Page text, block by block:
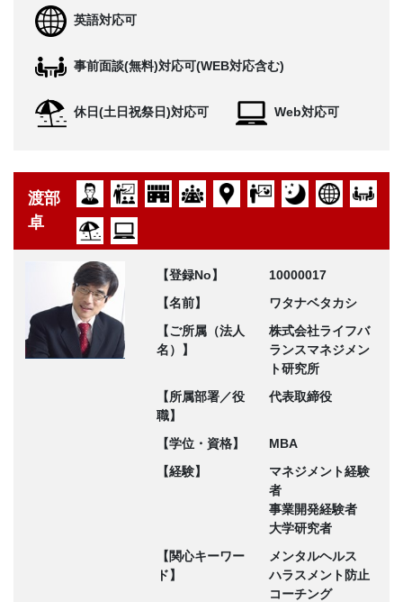
英語対応可
事前面談(無料)対応可(WEB対応含む)
休日(土日祝祭日)対応可 Web対応可
渡部
卓
【登録No】
10000017
【名前】
ワタナベタカシ
【ご所属（法人
名）】
株式会社ライフバ
ランスマネジメン
ト研究所
【所属部署／役
職】
代表取締役
【学位・資格】
MBA
【経験】
マネジメント経験
者
事業開発経験者
大学研究者
【関心キーワー
ド】
メンタルヘルス
ハラスメント防止
コーチング